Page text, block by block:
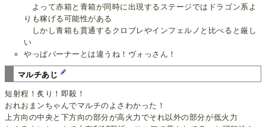
よって赤箱と青箱が同時に出現するステージではドラゴン系よ
りも稼げる可能性がある
しかし青箱も貫通するクロブレやインフェルノと比べると厳し
い
やっぱバーナーとは違うね！ヴォっさん！
マルチあじ
短射程！炙り！即殺！
おれおまンちゃんでマルチのよさわかった！
上方向の中央と下方向の部分が高火力でそれ以外の部分が低火力